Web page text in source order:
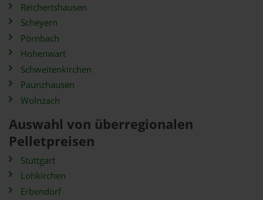
Reichertshausen
Scheyern
Pörnbach
Hohenwart
Schweitenkirchen
Paunzhausen
Wolnzach
Auswahl von überregionalen
Pelletpreisen
Stuttgart
Lohkirchen
Erbendorf